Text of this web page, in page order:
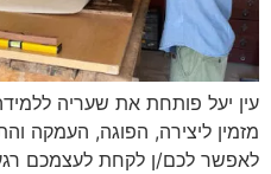
עין יעל פותחת את שעריה
מזמין ליצירה, הפוגה, העמקה
לאפשר לכם/ן לקחת לעצמכם